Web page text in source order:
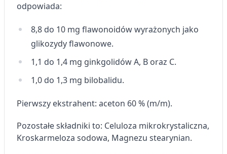
odpowiada:
8,8 do 10 mg flawonoidów wyrażonych jako
glikozydy flawonowe.
1,1 do 1,4 mg ginkgolidów A, B oraz C.
1,0 do 1,3 mg bilobalidu.
Pierwszy ekstrahent: aceton 60 % (m/m).
Pozostałe składniki to: Celuloza mikrokrystaliczna,
Kroskarmeloza sodowa, Magnezu stearynian.